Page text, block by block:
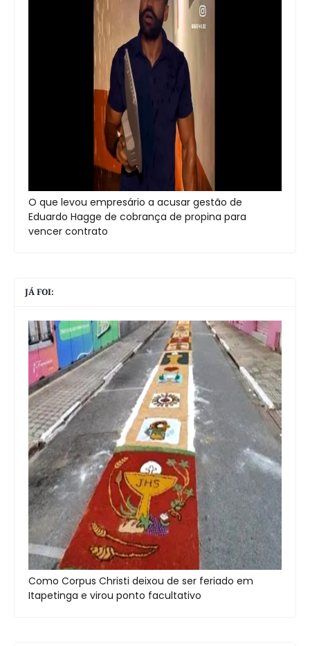
O que levou empresário a acusar gestão de
Eduardo Hagge de cobrança de propina para
vencer contrato
JÁ FOI:
Como Corpus Christi deixou de ser feriado em
Itapetinga e virou ponto facultativo